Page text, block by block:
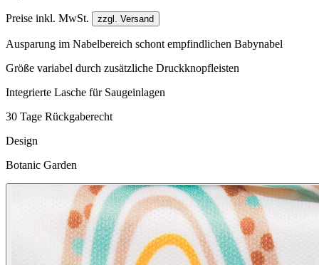
Preise inkl. MwSt. zzgl. Versand
Ausparung im Nabelbereich schont empfindlichen Babynabel
Größe variabel durch zusätzliche Druckknopfleisten
Integrierte Lasche für Saugeinlagen
30 Tage Rückgaberecht
Design
Botanic Garden